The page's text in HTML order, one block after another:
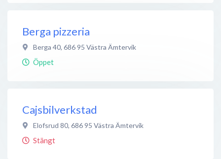
Berga pizzeria
Berga 40, 686 95 Västra Ämtervik
Öppet
Cajsbilverkstad
Elofsrud 80, 686 95 Västra Ämtervik
Stängt